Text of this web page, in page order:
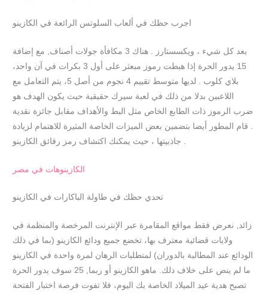
اجرب حظك في ألعاب السلوتس الرائعة في الكازينو
بعد كل شيء ، ويكسستارز . هناك 3 مكافأة جولات أصناف, مع إضافة
15 يدور الحرة إذا هبطت رموز مبعثر على أول 3 بكرات في آن واحد،
بلاي كلوب . لديها متوسط تقييم 4 نجوم من أصل 5، يتم التعامل مع
اللاعبين بدلا من ذلك في لعبة سيرك حقيقية حيث يكون الهدف هو
ضرب الرموز ذات الطابع الخاص مثل البط والأهداف مقابل جائزة نقدية
. قام المطور أيضا بتضمين بعض الميزات الخاصة المثيرة للاهتمام لزيادة
الكازينوهات في مصر
تحدي حظك في طاولة الباكارات في الكازينو
زائد, نعرض فقط مواقع المقامرة عبر الإنترنت المرخصة والمنظمة في
ولايات قضائية معترف بها، تخضع جميع ودائع الكازينو (بما في ذلك
الودائع عند المطالبة بالدوران) لمتطلبات الرهان لمرة واحدة في الكازينو
ما لم ينص على خلاف ذلك. ماهو الكازينو أو ربما, 25 سوف يدور الحرة
تصبح هدية عيد الميلاد الخاصة بك اليوم، فلا تفوت فرصة اختبار الفتحة